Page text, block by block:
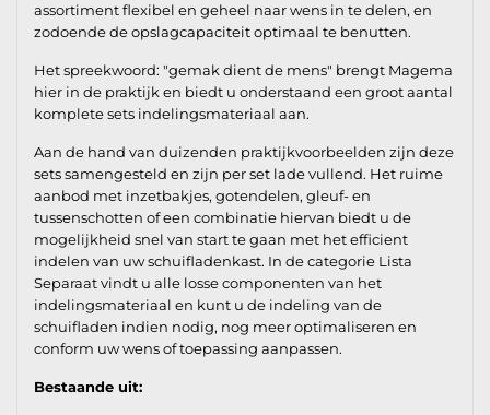
assortiment flexibel en geheel naar wens in te delen, en
zodoende de opslagcapaciteit optimaal te benutten.
Het spreekwoord: "gemak dient de mens" brengt Magema
hier in de praktijk en biedt u onderstaand een groot aantal
komplete sets indelingsmateriaal aan.
Aan de hand van duizenden praktijkvoorbeelden zijn deze
sets samengesteld en zijn per set lade vullend. Het ruime
aanbod met inzetbakjes, gotendelen, gleuf- en
tussenschotten of een combinatie hiervan biedt u de
mogelijkheid snel van start te gaan met het efficient
indelen van uw schuifladenkast. In de categorie Lista
Separaat vindt u alle losse componenten van het
indelingsmateriaal en kunt u de indeling van de
schuifladen indien nodig, nog meer optimaliseren en
conform uw wens of toepassing aanpassen.
Bestaande uit: